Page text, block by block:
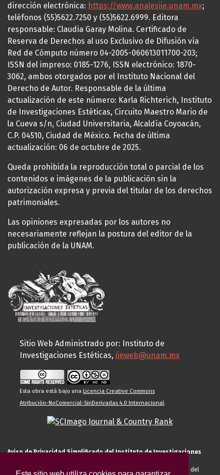
dirección electrónica: https://www.analesiie.unam.mx;
teléfonos (55)5622.7250 y (55)5622.6999. Editora
responsable: Claudia Garay Molina. Certificado de
Reserva de Derechos al uso Exclusivo de Difusión vía
Red de Cómputo número 04-2005-060613011700-203;
ISSN del impreso: 0185-1276, ISSN electrónico: 1870-
3062, ambos otorgados por el Instituto Nacional del
Derecho de Autor. Responsable de la última
actualización de este número: Karla Richterich, Instituto
de Investigaciones Estéticas, Circuito Maestro Mario de
la Cueva s/n, Ciudad Universitaria, Alcaldía Coyoacán,
C.P. 04510, Ciudad de México. Fecha de última
actualización: 06 de octubre de 2025.
Queda prohibida la reproducción total o parcial de los
contenidos e imágenes de la publicación sin la
autorización expresa y previa del titular de los derechos
patrimoniales.
Las opiniones expresadas por los autores no
necesariamente reflejan la postura del editor de la
publicación de la UNAM.
Sitio Web Administrado por: Instituto de
Investigaciones Estéticas, iieweb@unam.mx
Esta obra está bajo una Licencia Creative Commons
Atribución-NoComercial-SinDerivadas 4.0 Internacional.
Aviso de Privacidad Simplificado del Instituto de Investigaciones
El Instituto de Investigaciones Estéticas de la UNAM, es responsable del